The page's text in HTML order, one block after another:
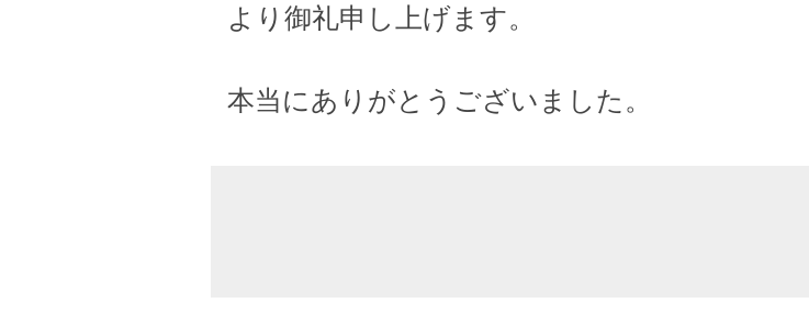
より御礼申し上げます。
本当にありがとうございました。